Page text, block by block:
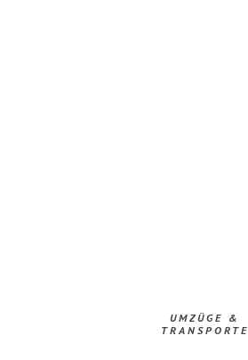
UMZÜGE &
TRANSPORTE